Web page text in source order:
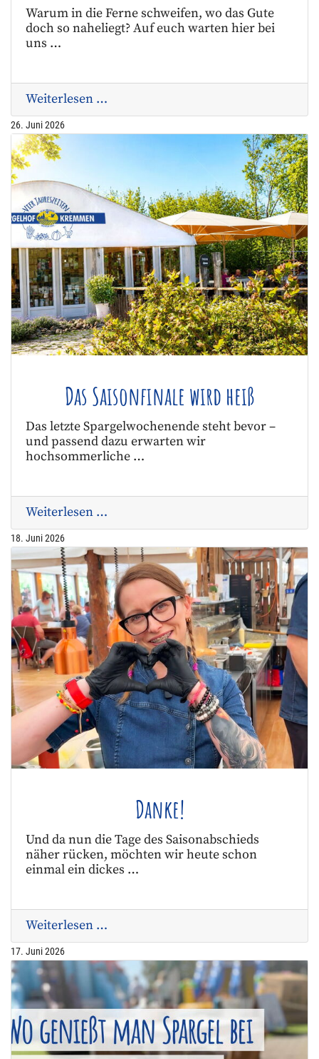
Warum in die Ferne schweifen, wo das Gute
doch so naheliegt? Auf euch warten hier bei
uns …
Weiterlesen …
26. Juni 2026
Das Saisonfinale wird heiß
Das letzte Spargelwochenende steht bevor –
und passend dazu erwarten wir
hochsommerliche …
Weiterlesen …
18. Juni 2026
Danke!
Und da nun die Tage des Saisonabschieds
näher rücken, möchten wir heute schon
einmal ein dickes …
Weiterlesen …
17. Juni 2026